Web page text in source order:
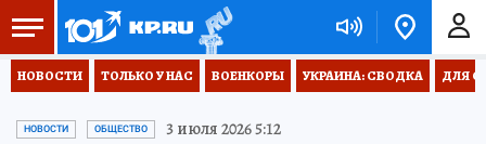
НОВОСТИ ТОЛЬКО У НАС ВОЕНКОРЫ УКРАИНА: СВОДКА ДЛЯ
НОВОСТИ ОБЩЕСТВО 3 июля 2026 5:12